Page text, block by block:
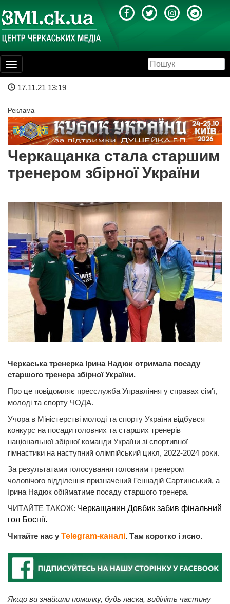
Toggle
navigation
17.11.21 13:19
Реклама
Черкащанка стала старшим
тренером збірної України
Черкаська тренерка Ірина Надюк отримала посаду
старшого тренера збірної України.
Про це повідомляє пресслужба Управління у справах сім'ї,
молоді та спорту ЧОДА.
Учора в Міністерстві молоді та спорту України відбувся
конкурс на посади головних та старших тренерів
національної збірної команди України зі спортивної
гімнастики на наступний олімпійський цикл, 2022-2024 роки.
За результатами голосування головним тренером
чоловічого відділення призначений Геннадій Сартинський, а
Ірина Надюк обійматиме посаду старшого тренера.
ЧИТАЙТЕ ТАКОЖ: Черкащанин Довбик забив фінальний
гол Боснії.
Читайте нас у Telegram-каналі. Там коротко і ясно.
Якщо ви знайшли помилку, будь ласка, виділіть частину